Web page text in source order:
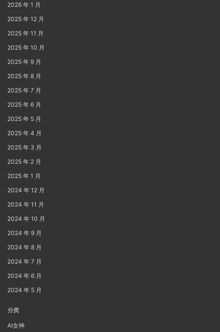
2026 年 1 月
2025 年 12 月
2025 年 11 月
2025 年 10 月
2025 年 9 月
2025 年 8 月
2025 年 7 月
2025 年 6 月
2025 年 5 月
2025 年 4 月
2025 年 3 月
2025 年 2 月
2025 年 1 月
2024 年 12 月
2024 年 11 月
2024 年 10 月
2024 年 9 月
2024 年 8 月
2024 年 7 月
2024 年 6 月
2024 年 5 月
分类
AI女神